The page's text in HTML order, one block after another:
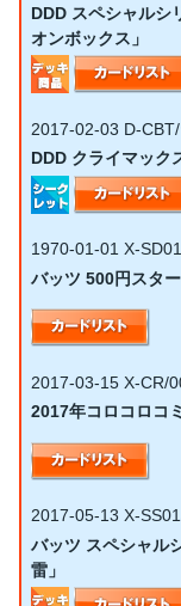
DDD スペシャルシ
オンボックス」
2017-02-03 D-
DDD クライマック
1970-01-01 X-
バッツ 500円スタ
2017-03-15 X-CR/
2017年コロコロコ
2017-05-13 X-
バッツ スペシャル
雷」